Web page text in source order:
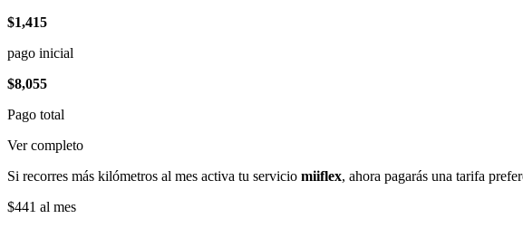
$1,415
pago inicial
$8,055
Pago total
Ver completo
Si recorres más kilómetros al mes activa tu servicio miiflex, ahora pagarás una tarifa
$441 al mes